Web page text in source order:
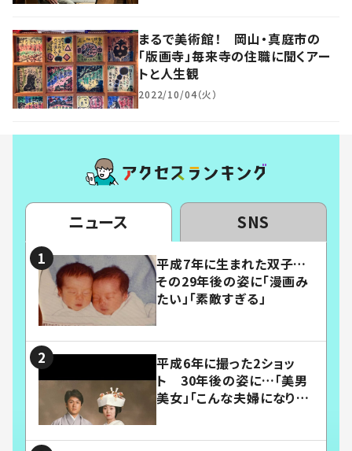
まるで美術館！ 岡山・真庭市の
「版画寺」毎来寺の住職に聞くアー
トと人生観
2022/10/04（火）
ニュース SNS
平成7年に生まれた双子…
その29年後の姿に「漫画み
たい」「素敵すぎる」
平成6年に撮った2ショッ
ト 30年後の姿に…「美男
美女」「こんな夫婦になりた